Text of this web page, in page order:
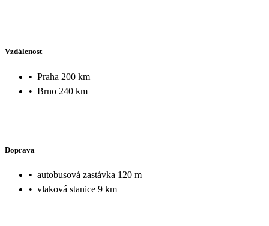
Vzdálenost
• Praha 200 km
• Brno 240 km
Doprava
• autobusová zastávka 120 m
• vlaková stanice 9 km